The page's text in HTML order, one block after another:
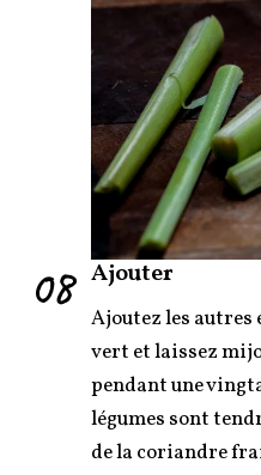
08 Ajouter
Ajoutez les autres
vert et laissez
pendant une
légumes sont
de la coriandre